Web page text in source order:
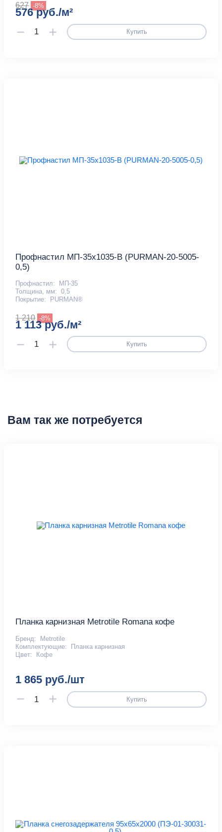
627 -8%
576 руб./м²
Купить
Профнастил МП-35x1035-B (PURMAN-20-5005-
0,5)
Профнастил:
МП-35
Толщина, мм: 0,5
Покрытие:
PURMAN®
1 210 -8%
1 113 руб./м²
Купить
Вам так же потребуется
Планка карнизная Metrotile Romana кофе
Бренд:
Metrotile
Комплектующие:
Планка карнизная
Цвет:
Кофе
1 865 руб./шт
Купить